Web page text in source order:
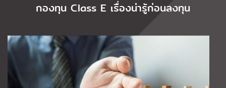
กองทุน Class E เรื่องน่ารู้ก่อนลงทุน